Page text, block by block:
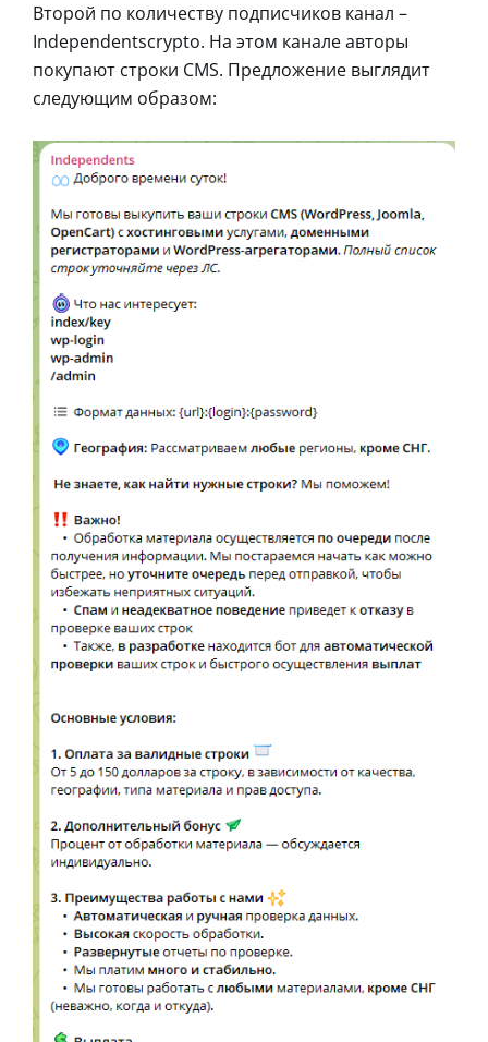
Второй по количеству подписчиков канал –
Independentscrypto. На этом канале авторы
покупают строки CMS. Предложение выглядит
следующим образом: